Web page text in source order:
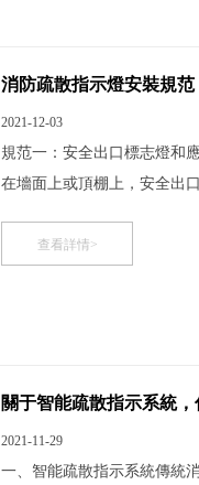
消防疏散指示燈安裝規范
2021-12-03
規范一：安全出口標志燈和
在墻面上或頂棚上，安全出
樣的？ 1、安全出口標志燈
查看詳情>
關于智能疏散指示系統，
2021-11-29
一、智能疏散指示系統傳統